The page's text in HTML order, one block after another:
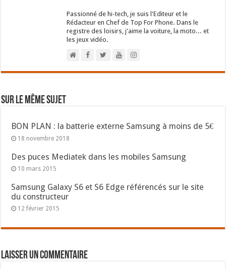
Passionné de hi-tech, je suis l'Editeur et le
Rédacteur en Chef de Top For Phone. Dans le
registre des loisirs, j'aime la voiture, la moto... et
les jeux vidéo.
Sur le même sujet
BON PLAN : la batterie externe Samsung à moins de 5€
18 novembre 2018
Des puces Mediatek dans les mobiles Samsung
10 mars 2015
Samsung Galaxy S6 et S6 Edge référencés sur le site
du constructeur
12 février 2015
Laisser un commentaire